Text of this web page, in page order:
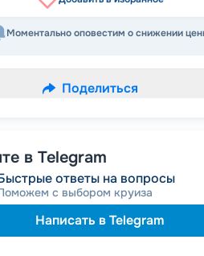
Моментально оповестим о снижении
Поделиться
в Telegram
ответы на вопросы
с выбором круиза
Написать в Telegram